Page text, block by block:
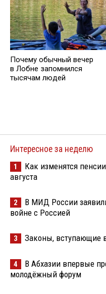
Почему обычный вечер
в Лобне запомнился
тысячам людей
Интересное за неделю
1
Как изменятся
августа
2
В МИД России
войне с Россией
3 Законы, вступающие
4
В Абхазии впервые
молодёжный форум